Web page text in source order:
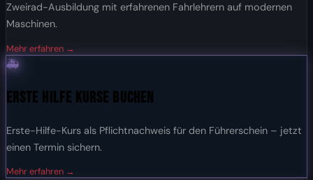
Zweirad-Ausbildung mit erfahrenen Fahrlehrern auf modernen
Maschinen.
Mehr erfahren →
🚑
Erste Hilfe Kurse buchen
Erste-Hilfe-Kurs als Pflichtnachweis für den Führerschein – jetzt
einen Termin sichern.
Mehr erfahren →